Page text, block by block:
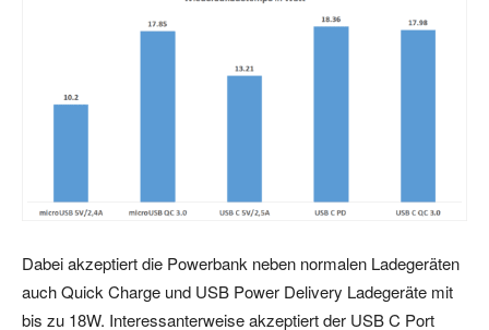
Dabei akzeptiert die Powerbank neben normalen Ladegeräten
auch Quick Charge und USB Power Delivery Ladegeräte mit
bis zu 18W. Interessanterweise akzeptiert der USB C Port